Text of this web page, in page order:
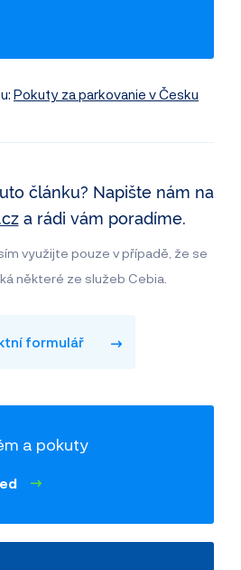
Pokuty za parkovanie v Česku
článku? Napište nám na
a rádi vám poradíme.
využijte pouze v případě, že se
některé ze služeb Cebia.
formulář
a pokuty